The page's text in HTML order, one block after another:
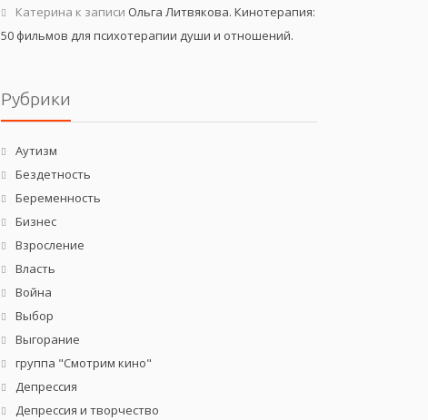
Катерина к записи Ольга Литвякова. Кинотерапия:
50 фильмов для психотерапии души и отношений.
Рубрики
Аутизм
Бездетность
Беременность
Бизнес
Взросление
Власть
Война
Выбор
Выгорание
группа "Смотрим кино"
Депрессия
Депрессия и творчество